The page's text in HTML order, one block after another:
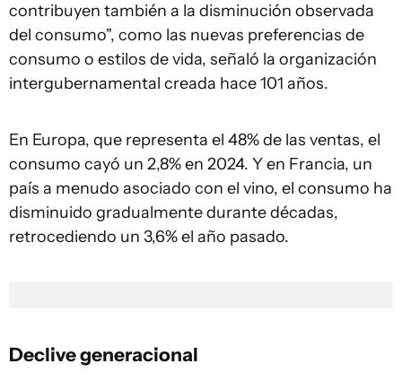
contribuyen también a la disminución observada
del consumo", como las nuevas preferencias de
consumo o estilos de vida, señaló la organización
intergubernamental creada hace 101 años.
En Europa, que representa el 48% de las ventas, el
consumo cayó un 2,8% en 2024. Y en Francia, un
país a menudo asociado con el vino, el consumo ha
disminuido gradualmente durante décadas,
retrocediendo un 3,6% el año pasado.
Declive generacional